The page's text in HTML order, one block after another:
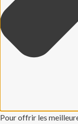
Pour offrir les